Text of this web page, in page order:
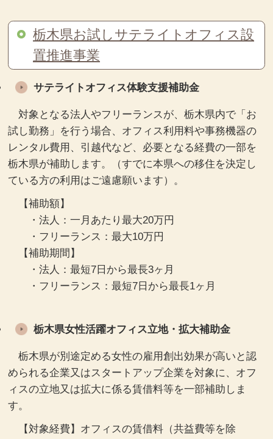
栃木県お試しサテライトオフィス設
置推進事業
サテライトオフィス体験支援補助金
対象となる法人やフリーランスが、栃木県内で「お
試し勤務」を行う場合、オフィス利用料や事務機器の
レンタル費用、引越代など、必要となる経費の一部を
栃木県が補助します。（すでに本県への移住を決定し
ている方の利用はご遠慮願います）。
【補助額】
・法人：一月あたり最大20万円
・フリーランス：最大10万円
【補助期間】
・法人：最短7日から最長3ヶ月
・フリーランス：最短7日から最長1ヶ月
栃木県女性活躍オフィス立地・拡大補助金
栃木県が別途定める女性の雇用創出効果が高いと認
められる企業又はスタートアップ企業を対象に、オフ
ィスの立地又は拡大に係る賃借料等を一部補助しま
す。
【対象経費】オフィスの賃借料（共益費等を除